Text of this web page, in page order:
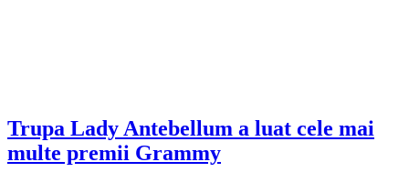
Trupa Lady Antebellum a luat cele mai
multe premii Grammy